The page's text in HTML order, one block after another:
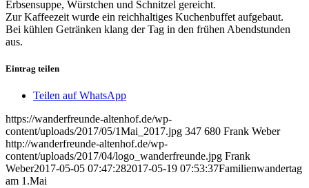
Erbsensuppe, Würstchen und Schnitzel gereicht.
Zur Kaffeezeit wurde ein reichhaltiges Kuchenbuffet aufgebaut.
Bei kühlen Getränken klang der Tag in den frühen Abendstunden
aus.
Eintrag teilen
Teilen auf WhatsApp
https://wanderfreunde-altenhof.de/wp-
content/uploads/2017/05/1Mai_2017.jpg 347 680 Frank Weber
http://wanderfreunde-altenhof.de/wp-
content/uploads/2017/04/logo_wanderfreunde.jpg Frank
Weber2017-05-05 07:47:282017-05-19 07:53:37Familienwandertag
am 1.Mai